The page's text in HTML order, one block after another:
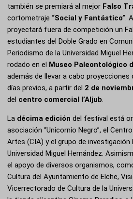
también se premiará al mejor Falso
cortometraje “Social y Fantástico”.
proyectará fuera de competición un
estudiantes del Doble Grado en
Periodismo de la Universidad Miguel
rodado en el Museo Paleontológico
además de llevar a cabo
días previos, a partir del 2 de
del centro comercial l’Aljub.
La décima edición del festival está
asociación “Unicornio Negro”, el
Artes (CIA) y el grupo de investigación
Universidad Miguel Hernández.
el apoyo de diversos organismos,
Cultura del Ayuntamiento de Elche,
Vicerrectorado de Cultura de la